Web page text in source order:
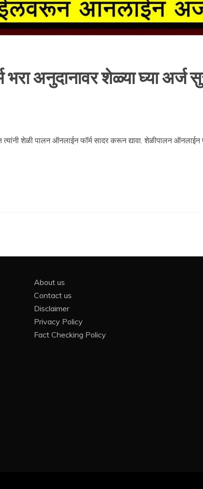
अनुदानावर शेळ्या घ्या अर्ज
त्यांनी शेळी पालन ऑनलाईन फॉर्म सादर करून द्यावा. शेळीपालन ऑनलाईन
About us
Contact us
Disclaimer
Privacy Policy
Fact Checking Policy